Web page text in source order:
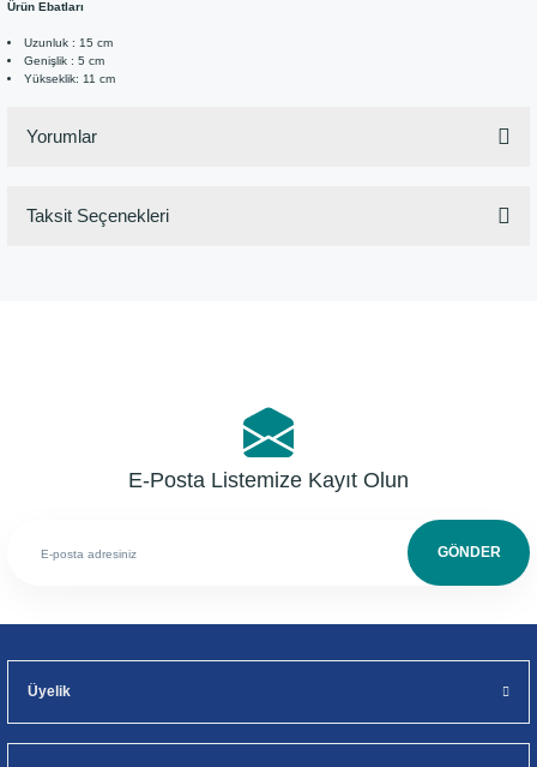
Ürün Ebatları
Uzunluk : 15 cm
Genişlik : 5 cm
Yükseklik: 11 cm
Yorumlar
Taksit Seçenekleri
E-Posta Listemize Kayıt Olun
GÖNDER
Üyelik